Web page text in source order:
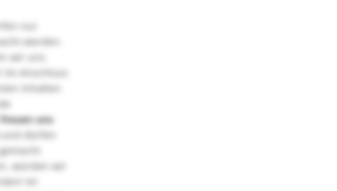
nur
werden.
wir uns
Anschluss
Inhalten
uns
dürfen
würden wir
Im